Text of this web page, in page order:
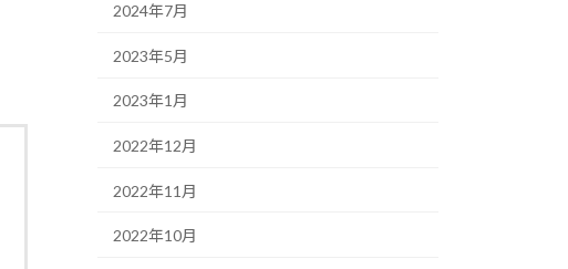
2024年7月
2023年5月
2023年1月
2022年12月
2022年11月
2022年10月